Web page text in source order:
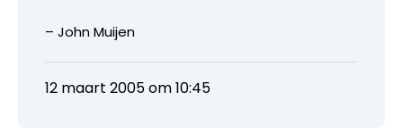
– John Muijen
12 maart 2005 om 10:45